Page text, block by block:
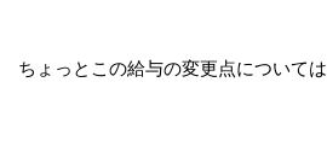
ちょっとこの給与の変更点については